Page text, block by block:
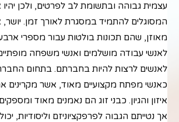
עצמית גבוהה ובתשומת לב לפרטים, ולכן יהיו
המסוגלים להתמיד במסגרת לאורך זמן. יושר,
מאוזן, שהם תכונות בולטות עבור מספרי
לאנשי עבודה מושלמים ואנשי משפחה
לאנשים לרצות להיות בחברתם. בתחום
כאנשי מפתח מקצועיים מאוד, אשר מקרינים
איזון והגיון. כבני זוג הם נאמנים מאוד
אך נטייתם הגבוה לפרפקציוניזם וליסודיות,